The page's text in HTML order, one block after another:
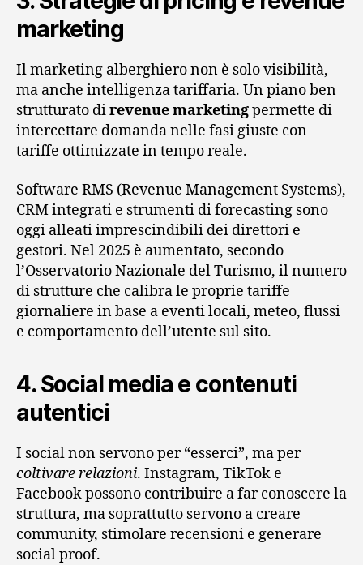
marketing
Il marketing alberghiero non è solo visibilità,
ma anche intelligenza tariffaria. Un piano ben
strutturato direvenue marketingpermette di
intercettare domanda nelle fasi giuste con
tariffe ottimizzate in tempo reale.
Software RMS (Revenue Management Systems),
CRM integrati e strumenti di forecasting sono
oggi alleati imprescindibili dei direttori e
gestori. Nel 2025 è aumentato, secondo
l’Osservatorio Nazionale del Turismo, il numero
di strutture che calibra le proprie tariffe
giornaliere in base a eventi locali, meteo, flussi
e comportamento dell’utente sul sito.
4. Social media e contenuti
autentici
I social non servono per “esserci”, ma per
coltivare relazioni. Instagram, TikTok e
Facebook possono contribuire a far conoscere la
struttura, ma soprattutto servono a creare
community, stimolare recensioni e generare
social proof.